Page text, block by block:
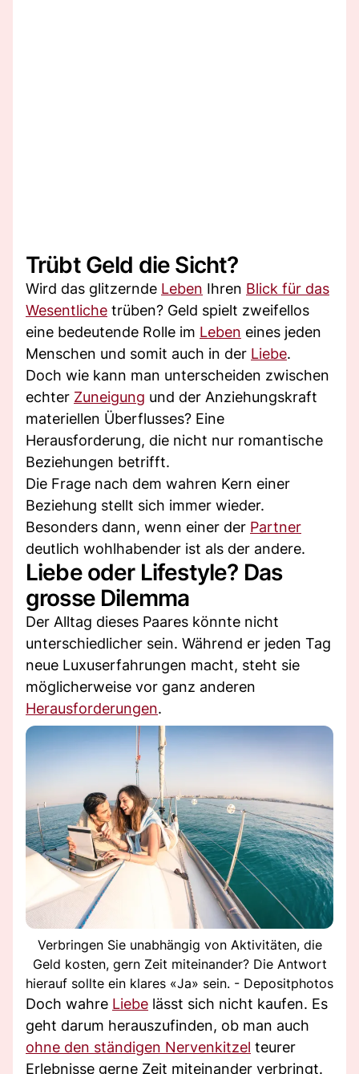
Trübt Geld die Sicht?
Wird das glitzernde Leben Ihren Blick für das
Wesentliche trüben? Geld spielt zweifellos
eine bedeutende Rolle im Leben eines jeden
Menschen und somit auch in der Liebe.
Doch wie kann man unterscheiden zwischen
echter Zuneigung und der Anziehungskraft
materiellen Überflusses? Eine
Herausforderung, die nicht nur romantische
Beziehungen betrifft.
Die Frage nach dem wahren Kern einer
Beziehung stellt sich immer wieder.
Besonders dann, wenn einer der Partner
deutlich wohlhabender ist als der andere.
Liebe oder Lifestyle? Das
grosse Dilemma
Der Alltag dieses Paares könnte nicht
unterschiedlicher sein. Während er jeden Tag
neue Luxuserfahrungen macht, steht sie
möglicherweise vor ganz anderen
Herausforderungen.
Verbringen Sie unabhängig von Aktivitäten, die
Geld kosten, gern Zeit miteinander? Die Antwort
hierauf sollte ein klares «Ja» sein. - Depositphotos
Doch wahre Liebe lässt sich nicht kaufen. Es
geht darum herauszufinden, ob man auch
ohne den ständigen Nervenkitzel teurer
Erlebnisse gerne Zeit miteinander verbringt.